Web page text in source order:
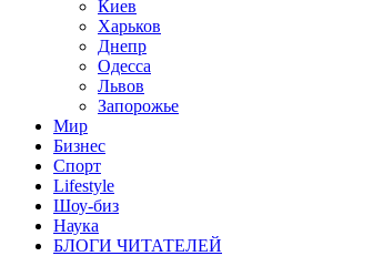
Киев
Харьков
Днепр
Одесса
Львов
Запорожье
Мир
Бизнес
Спорт
Lifestyle
Шоу-биз
Наука
БЛОГИ ЧИТАТЕЛЕЙ